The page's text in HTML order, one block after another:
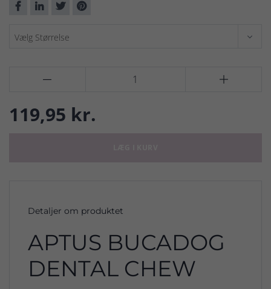
 
119,95 kr.
Detaljer om produktet
APTUS BUCADOG
DENTAL CHEW